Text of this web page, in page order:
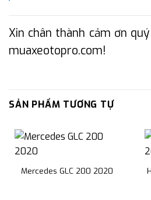
Xin chân thành cảm ơn
muaxeotopro.com!
SẢN PHẨM TƯƠNG TỰ
Mercedes GLC 200 2020